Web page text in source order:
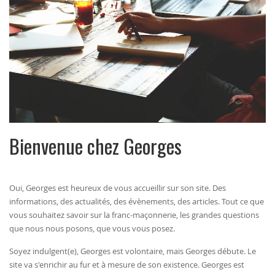
Bienvenue chez Georges
Oui, Georges est heureux de vous accueillir sur son site. Des
informations, des actualités, des évènements, des articles. Tout ce que
vous souhaitez savoir sur la franc-maçonnerie, les grandes questions
que nous nous posons, que vous vous posez.
Soyez indulgent(e), Georges est volontaire, mais Georges débute. Le
site va s'enrichir au fur et à mesure de son existence. Georges est